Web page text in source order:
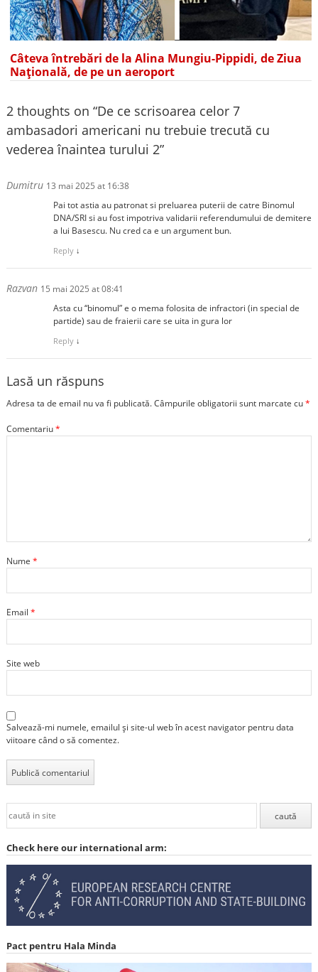
Câteva întrebări de la Alina Mungiu-Pippidi, de Ziua
Națională, de pe un aeroport
2 thoughts on “De ce scrisoarea celor 7
ambasadori americani nu trebuie trecută cu
vederea înaintea turului 2”
Dumitru 13 mai 2025 at 16:38
Pai tot astia au patronat si preluarea puterii de catre Binomul
DNA/SRI si au fost impotriva validarii referendumului de demitere
a lui Basescu. Nu cred ca e un argument bun.
Reply ↓
Razvan 15 mai 2025 at 08:41
Asta cu “binomul” e o mema folosita de infractori (in special de
partide) sau de fraierii care se uita in gura lor
Reply ↓
Lasă un răspuns
Adresa ta de email nu va fi publicată.Câmpurile obligatorii sunt marcate cu*
Comentariu*
Nume *
Email *
Site web
Salvează-mi numele, emailul și site-ul web în acest navigator pentru data
viitoare când o să comentez.
Check here our international arm:
Pact pentru Hala Minda